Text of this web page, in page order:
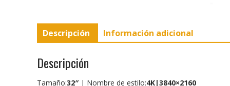
Descripción Información adicional
Descripción
Tamaño:32″| Nombre de estilo:4K|3840×2160